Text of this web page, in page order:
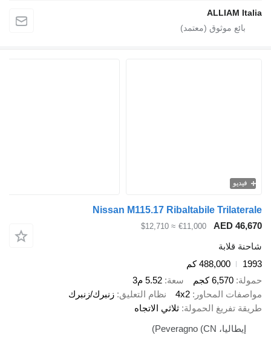
Nissan M115.17 Ribaltabile
€11,000
≈ $12,710
488,000 كم
6,570 كجم
سعة 5.52 م3
المحاور 4x2 نظام التعليق زنبرك/زنبرك
الحمولة ثلاثي الاتجاه